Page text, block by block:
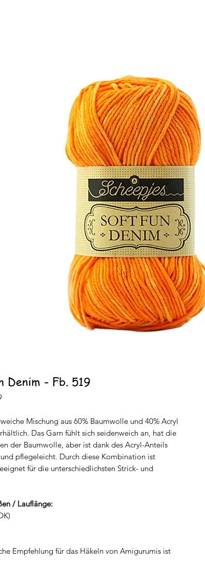
Denim - Fb. 519
Mischung aus 60% Baumwolle und 40% Acryl
Das Garn fühlt sich seidenweich an, hat die
der Baumwolle, aber ist dank des Acryl-Anteils
pflegeleicht. Durch diese Kombination ist
für die unterschiedlichsten Strick- und
/ Lauflänge:
Empfehlung für das Häkeln von Amigurumis ist